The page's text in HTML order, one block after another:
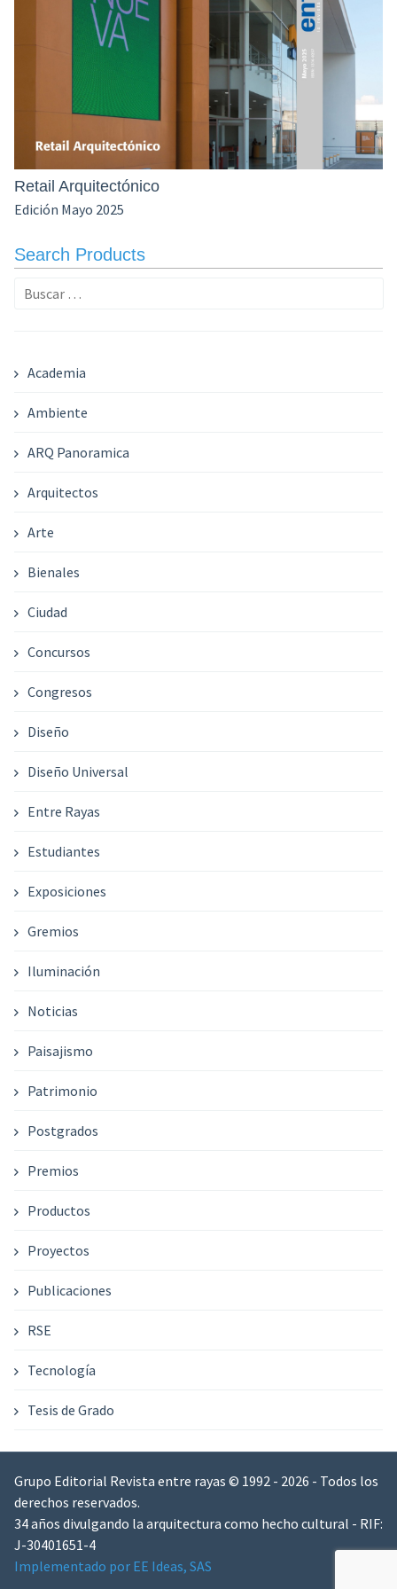
Retail Arquitectónico
Edición Mayo 2025
Search Products
Buscar:
Academia
Ambiente
ARQ Panoramica
Arquitectos
Arte
Bienales
Ciudad
Concursos
Congresos
Diseño
Diseño Universal
Entre Rayas
Estudiantes
Exposiciones
Gremios
Iluminación
Noticias
Paisajismo
Patrimonio
Postgrados
Premios
Productos
Proyectos
Publicaciones
RSE
Tecnología
Tesis de Grado
Grupo Editorial Revista entre rayas © 1992 - 2026 - Todos los
derechos reservados.
34 años divulgando la arquitectura como hecho cultural - RIF:
J-30401651-4
Implementado por EE Ideas, SAS